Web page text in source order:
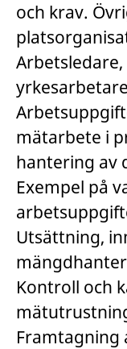
och krav.
mätarbete i
hantering av
Exempel på
Utsättning,
Kontroll och
Framtagning